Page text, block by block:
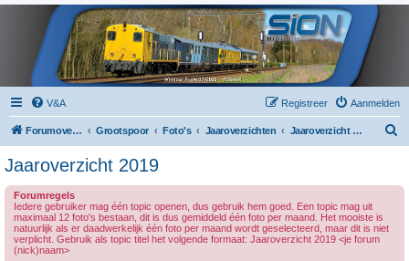
V&A Aanmelden
Registreer
Forumoverzicht Grootspoor Foto's Jaaroverzichten Jaaroverzicht 2019
Jaaroverzicht 2019
Forumregels
Iedere gebruiker mag één topic openen, dus gebruik hem goed. Een topic mag uit
maximaal 12 foto's bestaan, dit is dus gemiddeld één foto per maand. Het mooiste is
natuurlijk als er daadwerkelijk één foto per maand wordt geselecteerd, maar dit is niet
verplicht. Gebruik als topic titel het volgende formaat: Jaaroverzicht 2019 <je forum
(nick)naam>